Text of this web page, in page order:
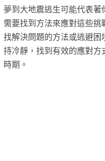
夢到大地震逃生可能代表著
需要找到方法來應對這些
找解決問題的方法或逃避
持冷靜，找到有效的應對
時期。